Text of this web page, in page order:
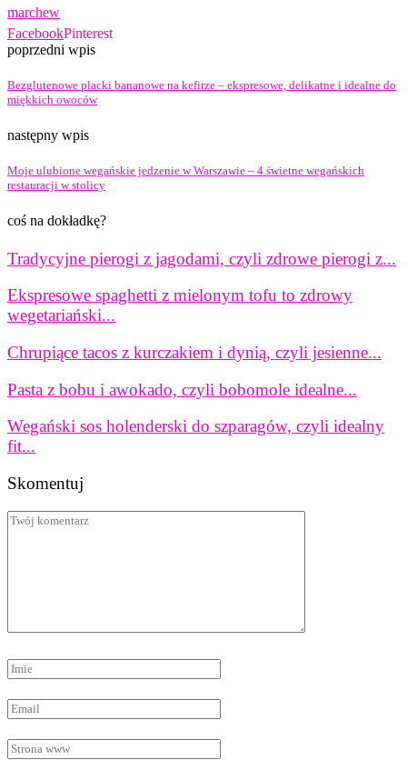
marchew
FacebookPinterest
poprzedni wpis
Bezglutenowe placki bananowe na kefirze – ekspresowe, delikatne i idealne do
miękkich owoców
następny wpis
Moje ulubione wegańskie jedzenie w Warszawie – 4 świetne wegańskich
restauracji w stolicy
coś na dokładkę?
Tradycyjne pierogi z jagodami, czyli zdrowe pierogi z...
Ekspresowe spaghetti z mielonym tofu to zdrowy
wegetariański...
Chrupiące tacos z kurczakiem i dynią, czyli jesienne...
Pasta z bobu i awokado, czyli bobomole idealne...
Wegański sos holenderski do szparagów, czyli idealny
fit...
Skomentuj